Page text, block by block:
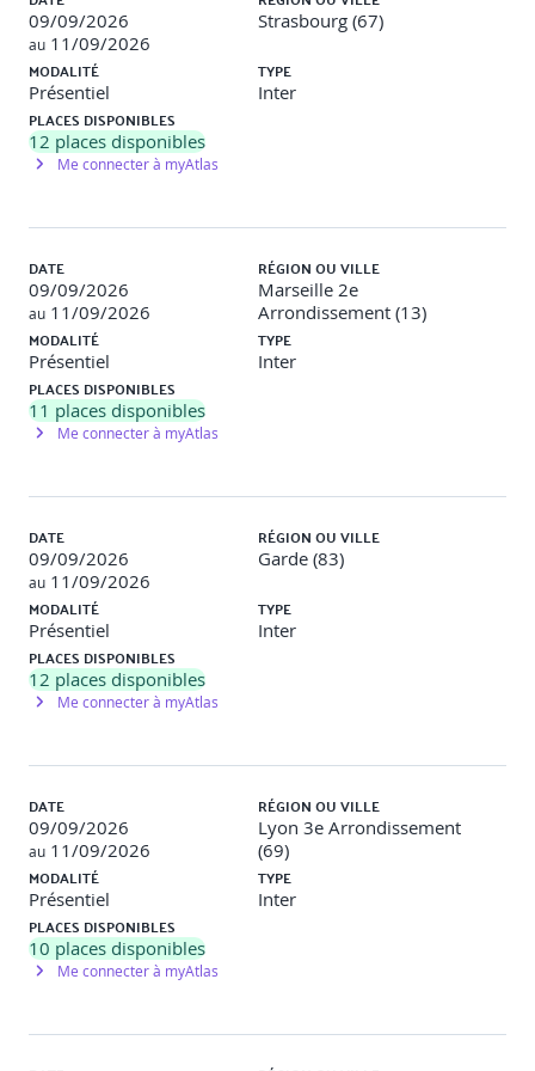
support ou l'amélioration de produits et services
numériques.
Prérequis
Aucune connaissance particulière
Certification
L’examen de certification se déroule en ligne, en différé,
sous la surveillance à distance de PeopleCert. Le voucher
est inclus dans le prix de la formation. L’épreuve consiste
en un QCM de 40 questions à réaliser en 60 minutes. Un
score minimum de 65 % est requis pour obtenir la
certification.
ITIL® est une marque déposée du groupe PeopleCert.
Utilisée sous licence de PeopleCert. Tous droits réservés.
Modalités d'évaluation
Le formateur évalue la progression pédagogique du
participant tout au long de la formation au moyen de
Le participant complète également un test de
positionnement en amont et en aval pour valider les
compétences acquises.
Programme de la formation
1 - Introduction
certification ITIL® 5 Foundation en précisant les attentes
09/09/2026
au 11/09/2026
Strasbourg (67)
MODALITÉ
Présentiel
TYPE
Inter
PLACES DISPONIBLES
12 places disponibles
Me connecter à myAtlas
DATE
09/09/2026
au 11/09/2026
RÉGION OU VILLE
Marseille 2e
Arrondissement (13)
MODALITÉ
Présentiel
TYPE
Inter
PLACES DISPONIBLES
11 places disponibles
Me connecter à myAtlas
DATE
09/09/2026
au 11/09/2026
RÉGION OU VILLE
Garde (83)
MODALITÉ
Présentiel
TYPE
Inter
PLACES DISPONIBLES
12 places disponibles
Me connecter à myAtlas
DATE
09/09/2026
au 11/09/2026
RÉGION OU VILLE
Lyon 3e Arrondissement
(69)
MODALITÉ
Présentiel
TYPE
Inter
PLACES DISPONIBLES
10 places disponibles
Me connecter à myAtlas